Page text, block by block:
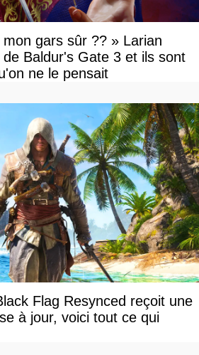
gars sûr ?? » Larian
Baldur's Gate 3 et ils sont
ne le pensait
Flag Resynced reçoit une
à jour, voici tout ce qui